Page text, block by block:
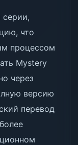
серии,
что
процессом
Mystery
через
версию
перевод